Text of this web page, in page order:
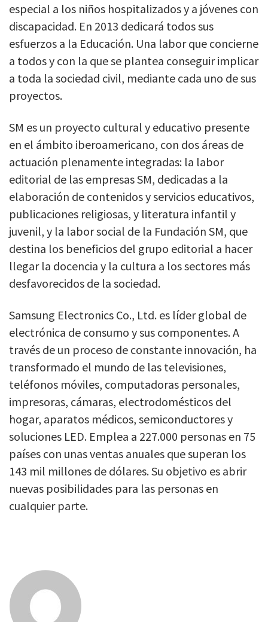
especial a los niños hospitalizados y a jóvenes con
discapacidad. En 2013 dedicará todos sus
esfuerzos a la Educación. Una labor que concierne
a todos y con la que se plantea conseguir implicar
a toda la sociedad civil, mediante cada uno de sus
proyectos.
SM es un proyecto cultural y educativo presente
en el ámbito iberoamericano, con dos áreas de
actuación plenamente integradas: la labor
editorial de las empresas SM, dedicadas a la
elaboración de contenidos y servicios educativos,
publicaciones religiosas, y literatura infantil y
juvenil, y la labor social de la Fundación SM, que
destina los beneficios del grupo editorial a hacer
llegar la docencia y la cultura a los sectores más
desfavorecidos de la sociedad.
Samsung Electronics Co., Ltd. es líder global de
electrónica de consumo y sus componentes. A
través de un proceso de constante innovación, ha
transformado el mundo de las televisiones,
teléfonos móviles, computadoras personales,
impresoras, cámaras, electrodomésticos del
hogar, aparatos médicos, semiconductores y
soluciones LED. Emplea a 227.000 personas en 75
países con unas ventas anuales que superan los
143 mil millones de dólares. Su objetivo es abrir
nuevas posibilidades para las personas en
cualquier parte.